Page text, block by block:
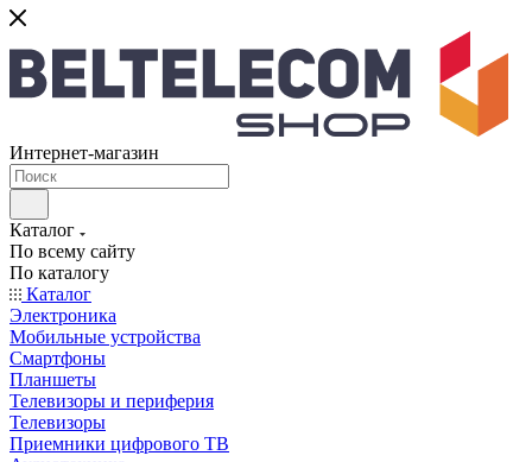
Интернет-магазин
Каталог
По всему сайту
По каталогу
Каталог
Электроника
Мобильные устройства
Смартфоны
Планшеты
Телевизоры и периферия
Телевизоры
Приемники цифрового ТВ